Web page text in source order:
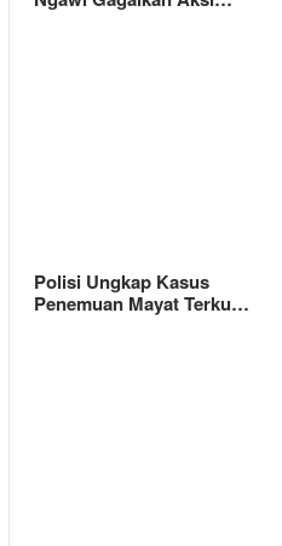
Polisi Ungkap Kasus
Penemuan Mayat Terku…